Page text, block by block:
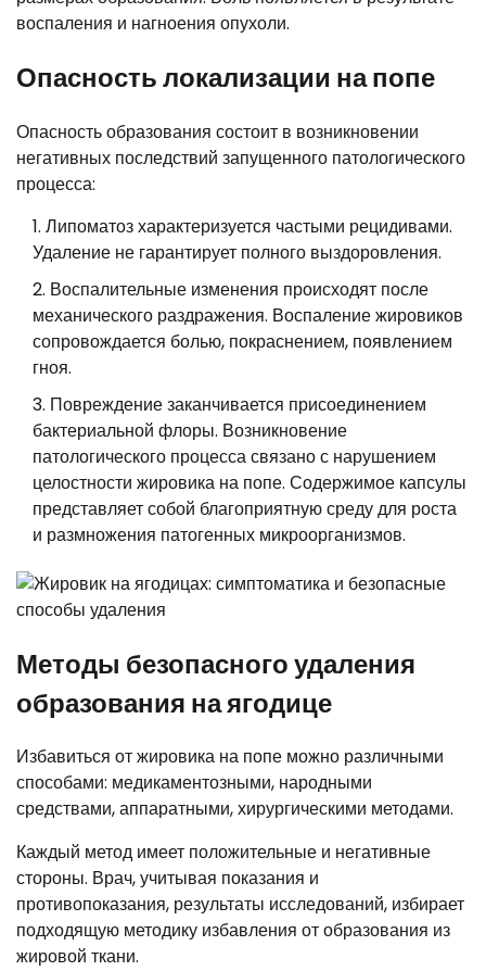
воспаления и нагноения опухоли.
Опасность локализации на попе
Опасность образования состоит в возникновении
негативных последствий запущенного патологического
процесса:
Липоматоз характеризуется частыми рецидивами.
Удаление не гарантирует полного выздоровления.
Воспалительные изменения происходят после
механического раздражения. Воспаление жировиков
сопровождается болью, покраснением, появлением
гноя.
Повреждение заканчивается присоединением
бактериальной флоры. Возникновение
патологического процесса связано с нарушением
целостности жировика на попе. Содержимое капсулы
представляет собой благоприятную среду для роста
и размножения патогенных микроорганизмов.
Методы безопасного удаления
образования на ягодице
Избавиться от жировика на попе можно различными
способами: медикаментозными, народными
средствами, аппаратными, хирургическими методами.
Каждый метод имеет положительные и негативные
стороны. Врач, учитывая показания и
противопоказания, результаты исследований, избирает
подходящую методику избавления от образования из
жировой ткани.